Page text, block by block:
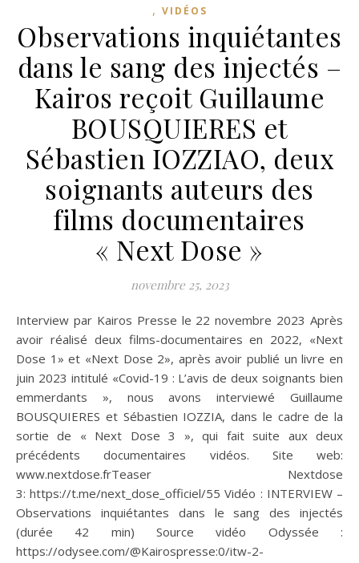
, VIDÉOS
Observations inquiétantes
dans le sang des injectés –
Kairos reçoit Guillaume
BOUSQUIERES et
Sébastien IOZZIAO, deux
soignants auteurs des
films documentaires
« Next Dose »
novembre 25, 2023
Interview par Kairos Presse le 22 novembre 2023 Après
avoir réalisé deux films-documentaires en 2022, «Next
Dose 1» et «Next Dose 2», après avoir publié un livre en
juin 2023 intitulé «Covid-19 : L’avis de deux soignants bien
emmerdants », nous avons interviewé Guillaume
BOUSQUIERES et Sébastien IOZZIA, dans le cadre de la
sortie de « Next Dose 3 », qui fait suite aux deux
précédents documentaires vidéos. Site web:
www.nextdose.frTeaser Nextdose
3: https://t.me/next_dose_officiel/55 Vidéo : INTERVIEW –
Observations inquiétantes dans le sang des injectés
(durée 42 min) Source vidéo Odyssée :
https://odysee.com/@Kairospresse:0/itw-2-